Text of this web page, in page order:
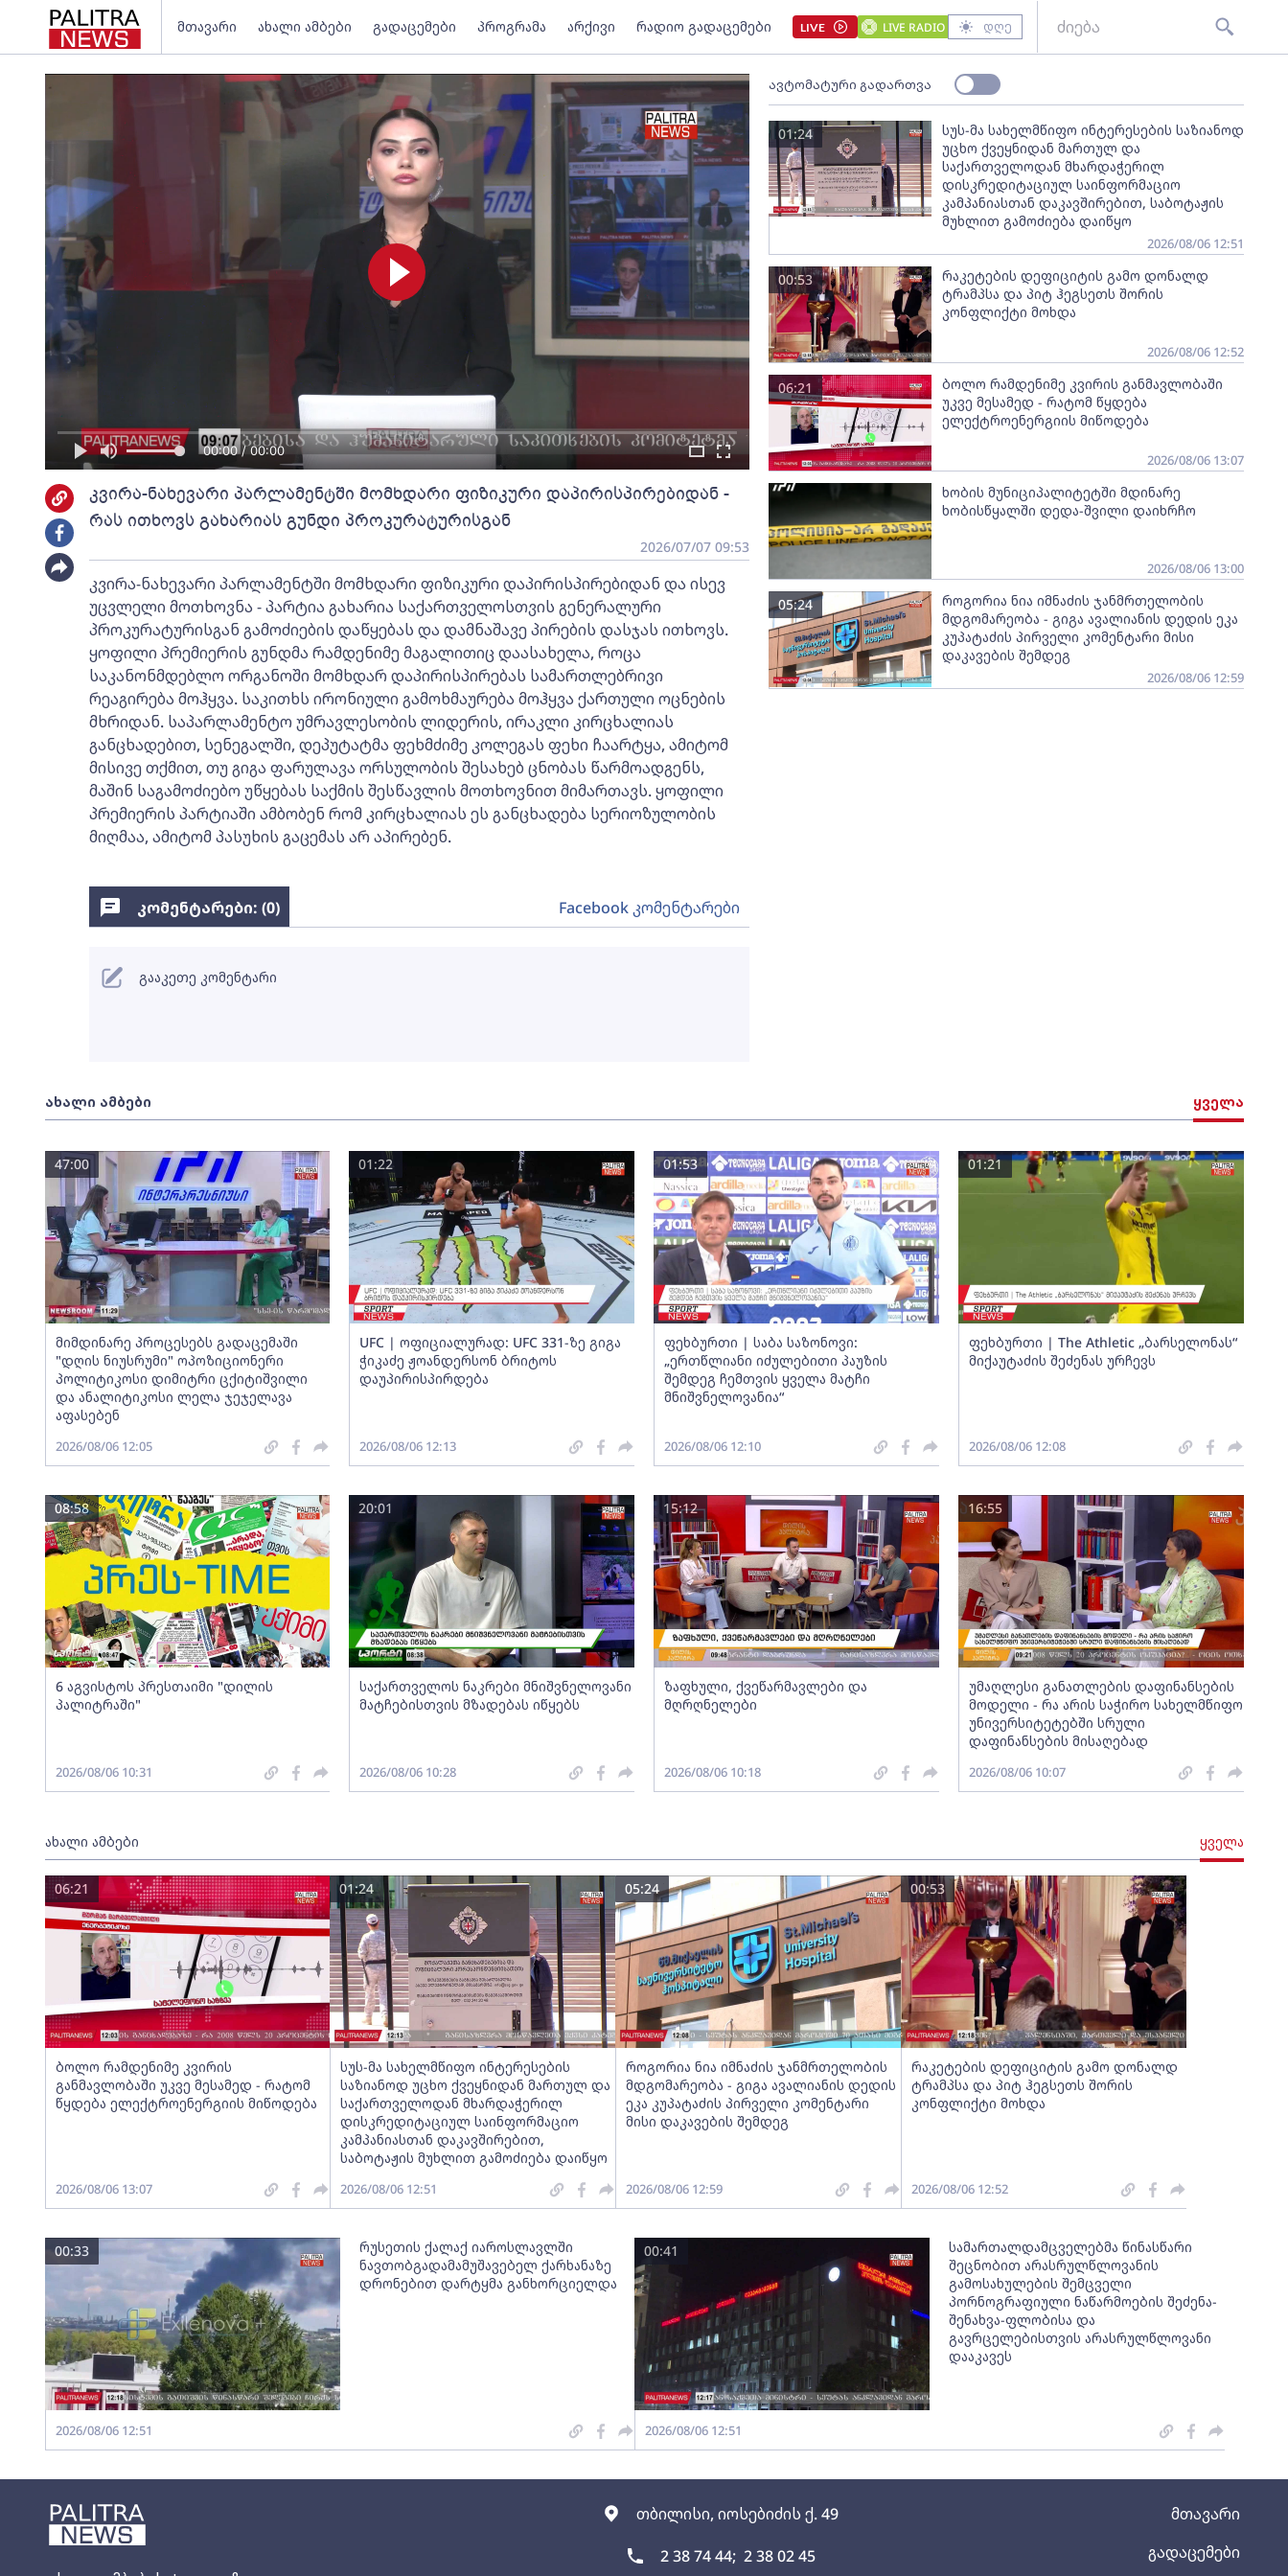
მთავარი ახალი ამბები გადაცემები პროგრამა არქივი რადიო გადაცემები LIVE LIVE RADIO დღე
თბილისი, იოსებიძის ქ. 49
2 38 74 44; 2 38 02 45
მთავარი
გადაცემები
00:00 / 00:00
კვირა-ნახევარი პარლამენტში მომხდარი ფიზიკური დაპირისპირებიდან -
რას ითხოვს გახარიას გუნდი პროკურატურისგან
2026/07/07 09:53
კვირა-ნახევარი პარლამენტში მომხდარი ფიზიკური დაპირისპირებიდან და ისევ
უცვლელი მოთხოვნა - პარტია გახარია საქართველოსთვის გენერალური
პროკურატურისგან გამოძიების დაწყებას და დამნაშავე პირების დასჯას ითხოვს.
ყოფილი პრემიერის გუნდმა რამდენიმე მაგალითიც დაასახელა, როცა
საკანონმდებლო ორგანოში მომხდარ დაპირისპირებას სამართლებრივი
რეაგირება მოჰყვა. საკითხს ირონიული გამოხმაურება მოჰყვა ქართული ოცნების
მხრიდან. საპარლამენტო უმრავლესობის ლიდერის, ირაკლი კირცხალიას
განცხადებით, სენეგალში, დეპუტატმა ფეხმძიმე კოლეგას ფეხი ჩაარტყა, ამიტომ
მისივე თქმით, თუ გიგა ფარულავა ორსულობის შესახებ ცნობას წარმოადგენს,
მაშინ საგამოძიებო უწყებას საქმის შესწავლის მოთხოვნით მიმართავს. ყოფილი
პრემიერის პარტიაში ამბობენ რომ კირცხალიას ეს განცხადება სერიოზულობის
მიღმაა, ამიტომ პასუხის გაცემას არ აპირებენ.
ავტომატური გადართვა
სუს-მა სახელმწიფო ინტერესების საზიანოდ
უცხო ქვეყნიდან მართულ და
საქართველოდან მხარდაჭერილ
დისკრედიტაციულ საინფორმაციო
კამპანიასთან დაკავშირებით, საბოტაჟის
მუხლით გამოძიება დაიწყო
01:24
2026/08/06 12:51
რაკეტების დეფიციტის გამო დონალდ
ტრამპსა და პიტ ჰეგსეთს შორის
კონფლიქტი მოხდა
00:53
2026/08/06 12:52
ბოლო რამდენიმე კვირის განმავლობაში
უკვე მესამედ - რატომ წყდება
ელექტროენერგიის მიწოდება
06:21
2026/08/06 13:07
ხობის მუნიციპალიტეტში მდინარე
ხობისწყალში დედა-შვილი დაიხრჩო
2026/08/06 13:00
როგორია ნია იმნაძის ჯანმრთელობის
მდგომარეობა - გიგა ავალიანის დედის ეკა
კუპატაძის პირველი კომენტარი მისი
დაკავების შემდეგ
05:24
2026/08/06 12:59
ახალი ამბები ყველა
მიმდინარე პროცესებს გადაცემაში
"დღის ნიუსრუმი" ოპოზიციონერი
პოლიტიკოსი დიმიტრი ცქიტიშვილი
და ანალიტიკოსი ლელა ჯეჯელავა
აფასებენ
47:00
2026/08/06 12:05
UFC | ოფიციალურად: UFC 331-ზე გიგა
ჭიკაძე ჟოანდერსონ ბრიტოს
დაუპირისპირდება
01:22
2026/08/06 12:13
ფეხბურთი | საბა საზონოვი:
„ერთწლიანი იძულებითი პაუზის
შემდეგ ჩემთვის ყველა მატჩი
მნიშვნელოვანია“
01:53
2026/08/06 12:10
ფეხბურთი | The Athletic „ბარსელონას“
მიქაუტაძის შეძენას ურჩევს
01:21
2026/08/06 12:08
6 აგვისტოს პრესთაიმი "დილის
პალიტრაში"
08:58
2026/08/06 10:31
საქართველოს ნაკრები მნიშვნელოვანი
მატჩებისთვის მზადებას იწყებს
20:01
2026/08/06 10:28
ზაფხული, ქვეწარმავლები და
მღრღნელები
15:12
2026/08/06 10:18
უმაღლესი განათლების დაფინანსების
მოდელი - რა არის საჭირო სახელმწიფო
უნივერსიტეტებში სრული
დაფინანსების მისაღებად
16:55
2026/08/06 10:07
ახალი ამბები ყველა
ბოლო რამდენიმე კვირის
განმავლობაში უკვე მესამედ - რატომ
წყდება ელექტროენერგიის მიწოდება
06:21
2026/08/06 13:07
სუს-მა სახელმწიფო ინტერესების
საზიანოდ უცხო ქვეყნიდან მართულ და
საქართველოდან მხარდაჭერილ
დისკრედიტაციულ საინფორმაციო
კამპანიასთან დაკავშირებით,
საბოტაჟის მუხლით გამოძიება დაიწყო
01:24
2026/08/06 12:51
როგორია ნია იმნაძის ჯანმრთელობის
მდგომარეობა - გიგა ავალიანის დედის
ეკა კუპატაძის პირველი კომენტარი
მისი დაკავების შემდეგ
05:24
2026/08/06 12:59
რაკეტების დეფიციტის გამო დონალდ
ტრამპსა და პიტ ჰეგსეთს შორის
კონფლიქტი მოხდა
00:53
2026/08/06 12:52
რუსეთის ქალაქ იაროსლავლში
ნავთობგადამამუშავებელ ქარხანაზე
დრონებით დარტყმა განხორციელდა
00:33
2026/08/06 12:51
სამართალდამცველებმა წინასწარი
შეცნობით არასრულწლოვანის
გამოსახულების შემცველი
პორნოგრაფიული ნაწარმოების შეძენა-
შენახვა-ფლობისა და
გავრცელებისთვის არასრულწლოვანი
დააკავეს
00:41
2026/08/06 12:51
კომენტარები: (0) Facebook კომენტარები
გააკეთე კომენტარი